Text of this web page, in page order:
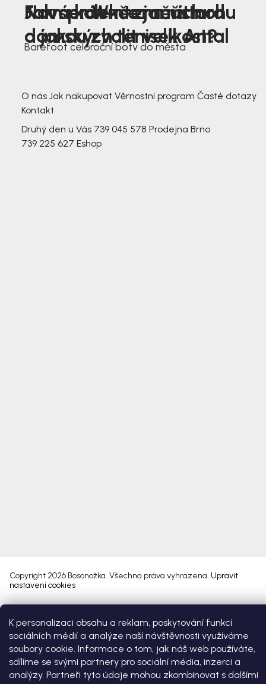
K personalizaci obsahu a reklam, poskytování funkcí
sociálních médií a analýze naší návštěvnosti využíváme
soubory cookie. Informace o tom, jak náš web používáte,
sdílíme se svými partnery pro sociální média, inzerci a
analýzy. Partneři tyto údaje mohou zkombinovat s dalšími
Nová kolekce jarních
dámských tenisek Antal
Jak správně změřit nohu
a jakou zvolit velikost?
Farmer Winter mustard
Barefoot celoroční boty do města
O nás Jak nakupovat Věrnostní program Časté dotazy
Kontakt
Druhý den u Vás 739 045 578 Prodejna Brno
739 225 627 Eshop
Copyright 2026 Bosonožka. Všechna práva vyhrazena. Upravit
nastavení cookies